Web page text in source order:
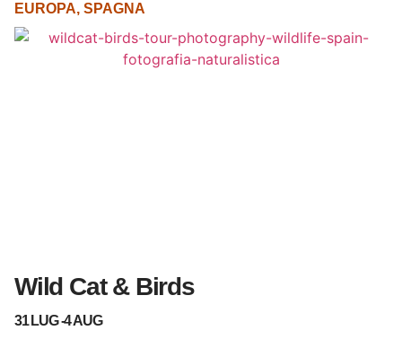
EUROPA, SPAGNA
Wild Cat & Birds
31 LUG -4 AUG